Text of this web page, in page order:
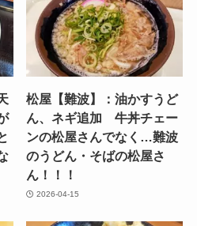
松屋【難波】：油かすうど
ん、ネギ追加 牛丼チェー
ンの松屋さんでなく…難波
のうどん・そばの松屋さ
ん！！！
2026-04-15